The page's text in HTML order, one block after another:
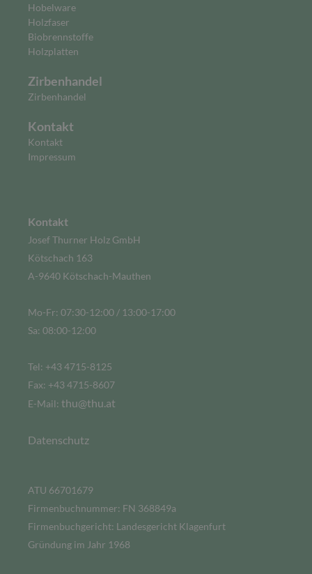
Hobelware
Holzfaser
Biobrennstoffe
Holzplatten
Zirbenhandel
Zirbenhandel
Kontakt
Kontakt
Impressum
Kontakt
Josef Thurner Holz GmbH
Kötschach 163
A-9640 Kötschach-Mauthen
Mo-Fr: 07:30-12:00 / 13:00-17:00
Sa: 08:00-12:00
Tel: +43 4715-8125
Fax: +43 4715-8607
E-Mail: thu@thu.at
Datenschutz
ATU 66701679
Firmenbuchnummer: FN 368849a
Firmenbuchgericht: Landesgericht Klagenfurt
Gründung im Jahr 1968